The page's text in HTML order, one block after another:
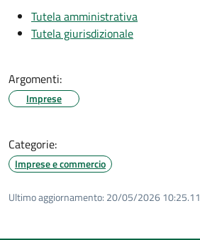
Tutela amministrativa
Tutela giurisdizionale
Argomenti:
Imprese
Categorie:
Imprese e commercio
Ultimo aggiornamento: 20/05/2026 10:25.11